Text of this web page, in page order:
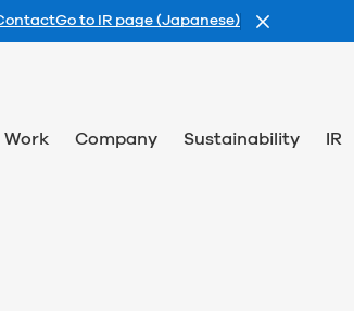
Go to IR page (Japanese)
Work Company Sustainability IR